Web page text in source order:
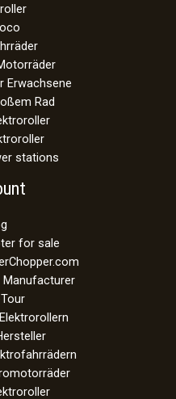
Erwachsene
Rad
stations
for sale